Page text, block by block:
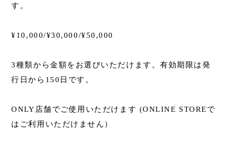
す。
¥10,000/¥30,000/¥50,000
3種類から金額をお選びいただけます。有効期限は発
行日から150日です。
ONLY店舗でご使用いただけます (ONLINE STOREで
はご利用いただけません）